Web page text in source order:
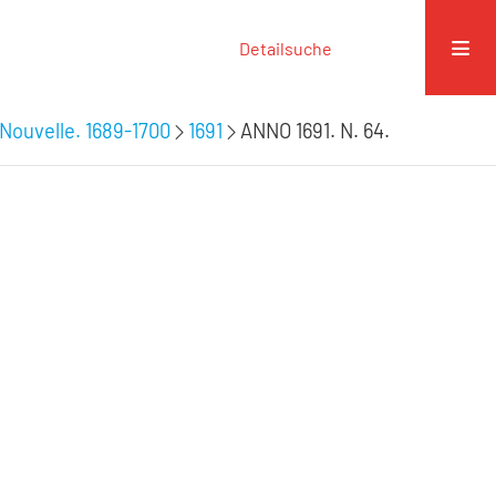
Detailsuche
1689-1700 1691 ANNO 1691. N. 64.